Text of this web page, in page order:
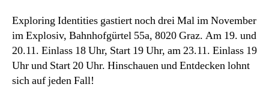
Exploring Identities gastiert noch drei Mal im November
im Explosiv, Bahnhofgürtel 55a, 8020 Graz. Am 19. und
20.11. Einlass 18 Uhr, Start 19 Uhr, am 23.11. Einlass 19
Uhr und Start 20 Uhr. Hinschauen und Entdecken lohnt
sich auf jeden Fall!